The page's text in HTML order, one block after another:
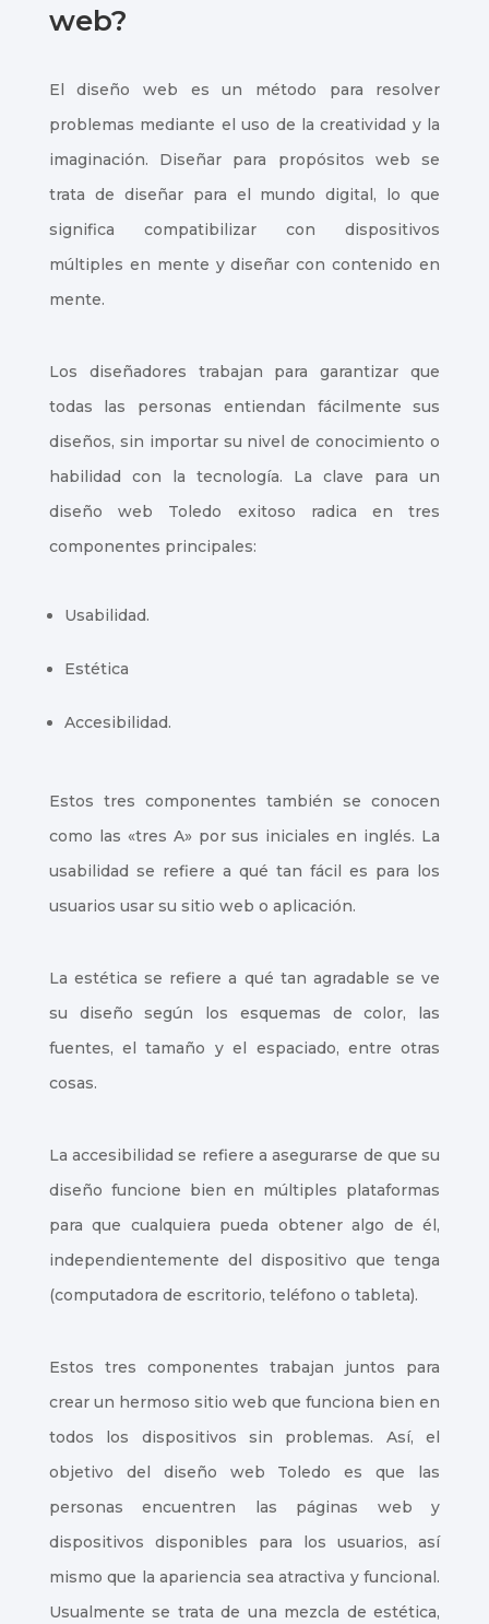
web?
El diseño web es un método para resolver
problemas mediante el uso de la creatividad y la
imaginación. Diseñar para propósitos web se
trata de diseñar para el mundo digital, lo que
significa compatibilizar con dispositivos
múltiples en mente y diseñar con contenido en
mente.
Los diseñadores trabajan para garantizar que
todas las personas entiendan fácilmente sus
diseños, sin importar su nivel de conocimiento o
habilidad con la tecnología. La clave para un
diseño web Toledo exitoso radica en tres
componentes principales:
Usabilidad.
Estética
Accesibilidad.
Estos tres componentes también se conocen
como las «tres A» por sus iniciales en inglés. La
usabilidad se refiere a qué tan fácil es para los
usuarios usar su sitio web o aplicación.
La estética se refiere a qué tan agradable se ve
su diseño según los esquemas de color, las
fuentes, el tamaño y el espaciado, entre otras
cosas.
La accesibilidad se refiere a asegurarse de que su
diseño funcione bien en múltiples plataformas
para que cualquiera pueda obtener algo de él,
independientemente del dispositivo que tenga
(computadora de escritorio, teléfono o tableta).
Estos tres componentes trabajan juntos para
crear un hermoso sitio web que funciona bien en
todos los dispositivos sin problemas. Así, el
objetivo del diseño web Toledo es que las
personas encuentren las páginas web y
dispositivos disponibles para los usuarios, así
mismo que la apariencia sea atractiva y funcional.
Usualmente se trata de una mezcla de estética,